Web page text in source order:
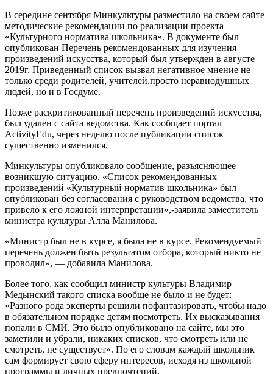
В середине сентября Минкультуры разместило на своем сайте
методические рекомендации по реализации проекта
«Культурного норматива школьника». В документе был
опубликован Перечень рекомендованных для изучения
произведений искусства, который был утвержден в августе
2019г. Приведенный список вызвал негативное мнение не
только среди родителей, учителей,просто неравнодушных
людей, но и в Госдуме.
Позже раскритикованный перечень произведений искусства,
был удален с сайта ведомства. Как сообщает портал
ActivityEdu, через неделю после публикации список
существенно изменился.
Минкультуры опубликовало сообщение, разъясняющее
возникшую ситуацию. «Список рекомендованных
произведений «Культурный норматив школьника» был
опубликован без согласования с руководством ведомства, что
привело к его ложной интерпретации»,-заявила заместитель
министра культуры Алла Манилова.
«Министр был не в курсе, я была не в курсе. Рекомендуемый
перечень должен быть результатом отбора, который никто не
проводил», — добавила Манилова.
Более того, как сообщил министр культуры Владимир
Медынский такого списка вообще не было и не будет:
«Разного рода эксперты решили пофантазировать, чтобы надо
в обязательном порядке детям посмотреть. Их высказывания
попали в СМИ. Это было опубликовано на сайте, мы это
заметили и убрали, никаких списков, что смотреть или не
смотреть, не существует». По его словам каждый школьник
сам формирует свою сферу интересов, исходя из школьной
программы и личных предпочтений.